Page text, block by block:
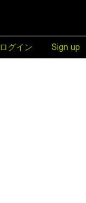
ログイン Sign up